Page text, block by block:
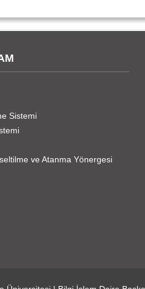
Sistemi
ve Atanma Yönergesi